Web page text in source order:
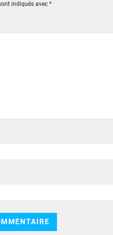
indiqués avec *